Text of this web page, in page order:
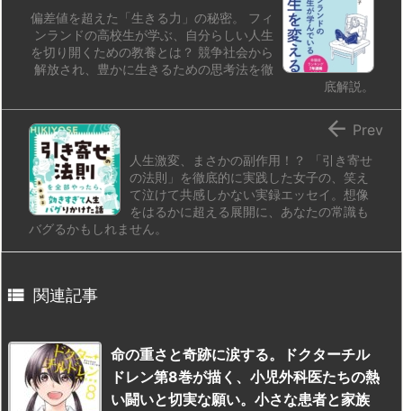
偏差値を超えた「生きる力」の秘密。 フィ
ンランドの高校生が学ぶ、自分らしい人生
を切り開くための教養とは？ 競争社会から
解放され、豊かに生きるための思考法を徹
底解説。
人生激変、まさかの副作用！？ 「引き寄せ
の法則」を徹底的に実践した女子の、笑え
て泣けて共感しかない実録エッセイ。想像
をはるかに超える展開に、あなたの常識も
バグるかもしれません。
 Prev
 関連記事
命の重さと奇跡に涙する。ドクターチル
ドレン第8巻が描く、小児外科医たちの熱
い闘いと切実な願い。小さな患者と家族